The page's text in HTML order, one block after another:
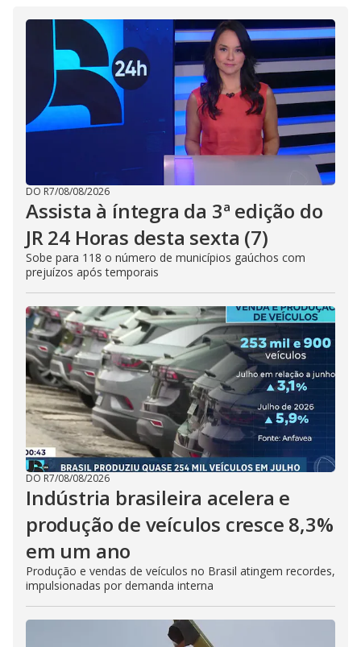
DO R7/08/08/2026
Assista à íntegra da 3ª edição do
JR 24 Horas desta sexta (7)
Sobe para 118 o número de municípios gaúchos com
prejuízos após temporais
DO R7/08/08/2026
Indústria brasileira acelera e
produção de veículos cresce 8,3%
em um ano
Produção e vendas de veículos no Brasil atingem recordes,
impulsionadas por demanda interna